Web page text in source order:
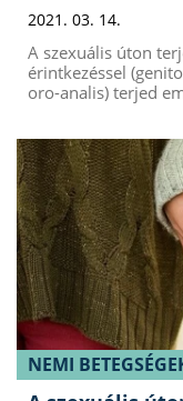
2021. 03. 14.
A szexuális úton
érintkezéssel
oro-analis) terjed
NEMI